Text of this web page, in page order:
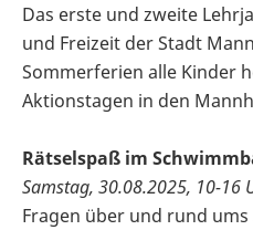
Das erste und zweite
und Freizeit der Stadt
Sommerferien alle Kinder
Aktionstagen in den
Rätselspaß im
Samstag, 30.08.2025, 10-16
Fragen über und rund